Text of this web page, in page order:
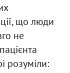
що люди
не
розуміли: